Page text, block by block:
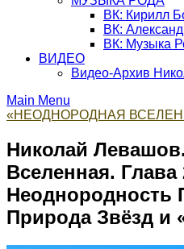
ВК: Кирилл
ВК:
ВК: Музыка
ВИДЕО
Видео-Архив
Main Menu
«НЕОДНОРОДНАЯ
Николай
Вселенная. Глава
Неоднородность
Природа Звёзд и